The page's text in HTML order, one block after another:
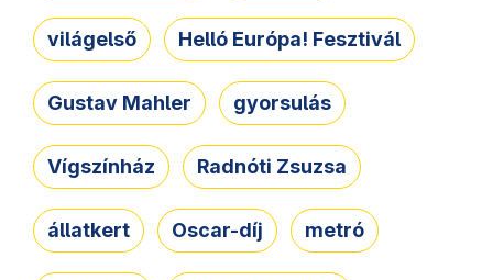
világelső Helló Európa! Fesztivál
Gustav Mahler gyorsulás
Vígszínház Radnóti Zsuzsa
állatkert Oscar-díj metró